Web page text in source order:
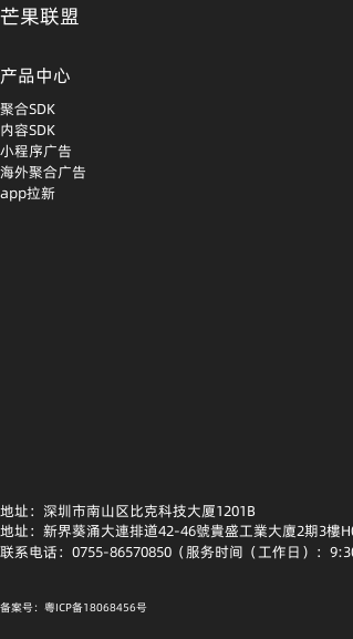
芒果联盟
产品中心
聚合SDK
内容SDK
小程序广告
海外聚合广告
app拉新
地址：深圳市南山区比克科技大厦1201B
地址：新界葵涌大連排道42-46號貴盛工業大廈2期3樓
联系电话：0755-86570850（服务时间（工作日）：
备案号：粤ICP备18068456号